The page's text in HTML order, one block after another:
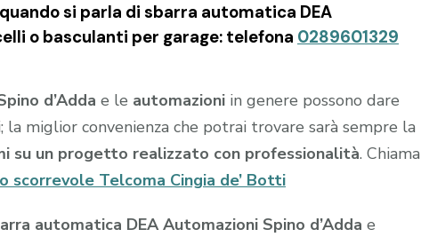
si parla di sbarra automatica DEA
o basculanti per garage: telefona 0289601329
d’Adda e le automazioni in genere possono dare
miglior convenienza che potrai trovare sarà sempre la
su un progetto realizzato con professionalità. Chiama
scorrevole Telcoma Cingia de’ Botti
automatica DEA Automazioni Spino d’Adda e